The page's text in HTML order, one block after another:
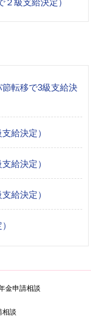
転移で3級支給決
給決定）
給決定）
給決定）
金申請相談
相談